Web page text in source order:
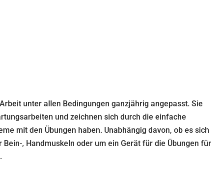
unter allen Bedingungen ganzjährig angepasst. Sie
und zeichnen sich durch die einfache
mit den Übungen haben. Unabhängig davon, ob es sich
, Handmuskeln oder um ein Gerät für die Übungen für